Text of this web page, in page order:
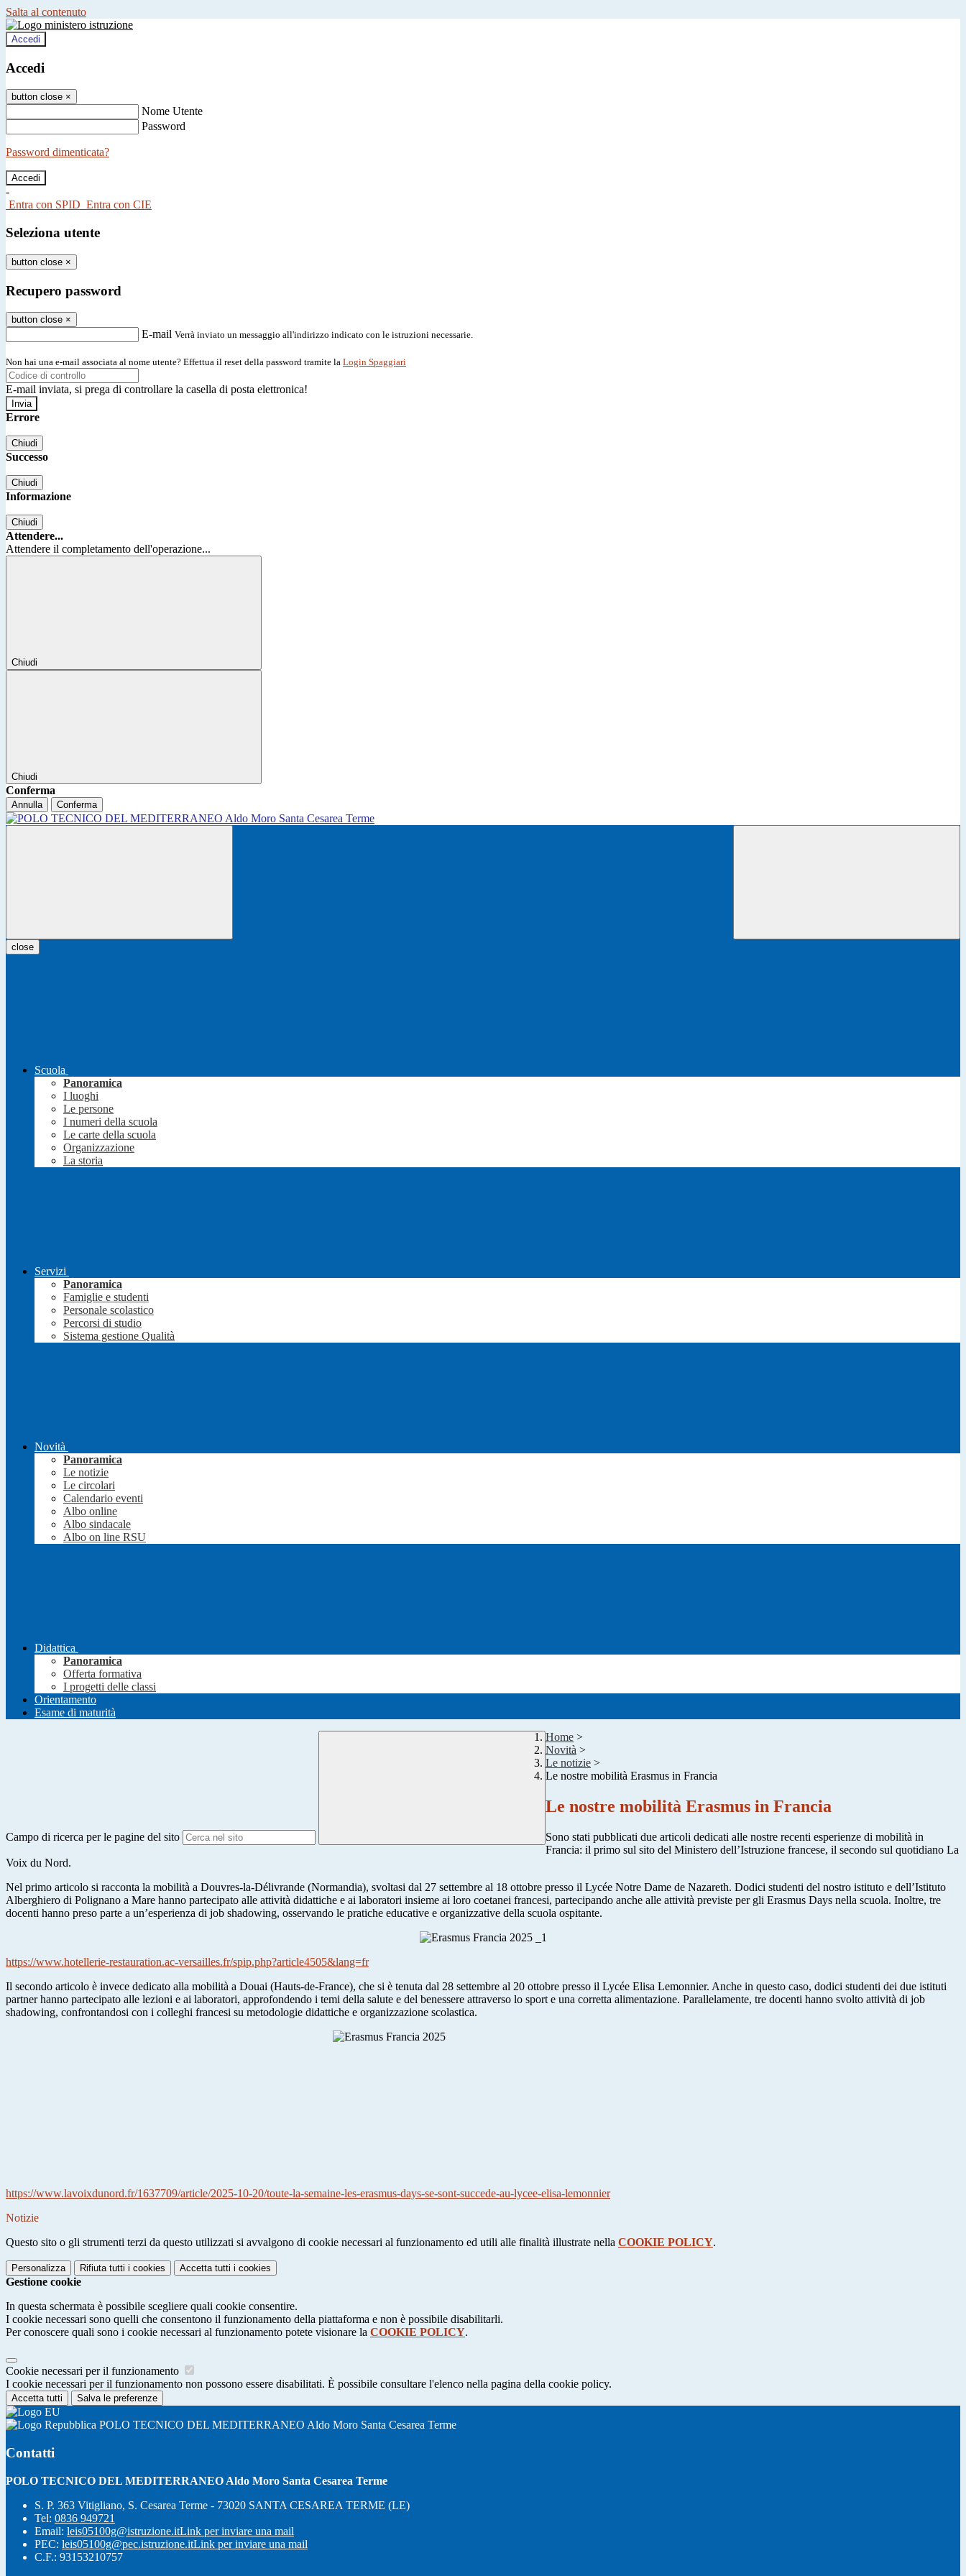
Salta al contenuto
Accedi
Accedi
button close ×
Nome Utente
Password
Password dimenticata?
-
Entra con SPID Entra con CIE
Seleziona utente
button close ×
Recupero password
button close ×
E-mail Verrà inviato un messaggio all'indirizzo indicato con le istruzioni necessarie.
Non hai una e-mail associata al nome utente? Effettua il reset della password tramite la Login Spaggiari
E-mail inviata, si prega di controllare la casella di posta elettronica!
Errore
Chiudi
Successo
Chiudi
Informazione
Chiudi
Attendere...
Attendere il completamento dell'operazione...
Chiudi
Chiudi
Conferma
Annulla Conferma
close
Scuola
Panoramica
I luoghi
Le persone
I numeri della scuola
Le carte della scuola
Organizzazione
La storia
Servizi
Panoramica
Famiglie e studenti
Personale scolastico
Percorsi di studio
Sistema gestione Qualità
Novità
Panoramica
Le notizie
Le circolari
Calendario eventi
Albo online
Albo sindacale
Albo on line RSU
Didattica
Panoramica
Offerta formativa
I progetti delle classi
Orientamento
Esame di maturità
Campo di ricerca per le pagine del sito
Home >
Novità >
Le notizie >
Le nostre mobilità Erasmus in Francia
Le nostre mobilità Erasmus in Francia
Sono stati pubblicati due articoli dedicati alle nostre recenti esperienze di mobilità in
Francia: il primo sul sito del Ministero dell’Istruzione francese, il secondo sul quotidiano La
Voix du Nord.
Nel primo articolo si racconta la mobilità a Douvres-la-Délivrande (Normandia), svoltasi dal 27 settembre al 18 ottobre presso il Lycée Notre Dame de Nazareth. Dodici studenti del nostro istituto e dell’Istituto
Alberghiero di Polignano a Mare hanno partecipato alle attività didattiche e ai laboratori insieme ai loro coetanei francesi, partecipando anche alle attività previste per gli Erasmus Days nella scuola. Inoltre, tre
docenti hanno preso parte a un’esperienza di job shadowing, osservando le pratiche educative e organizzative della scuola ospitante.
https://www.hotellerie-restauration.ac-versailles.fr/spip.php?article4505&lang=fr
Il secondo articolo è invece dedicato alla mobilità a Douai (Hauts-de-France), che si è tenuta dal 28 settembre al 20 ottobre presso il Lycée Elisa Lemonnier. Anche in questo caso, dodici studenti dei due istituti
partner hanno partecipato alle lezioni e ai laboratori, approfondendo i temi della salute e del benessere attraverso lo sport e una corretta alimentazione. Parallelamente, tre docenti hanno svolto attività di job
shadowing, confrontandosi con i colleghi francesi su metodologie didattiche e organizzazione scolastica.
https://www.lavoixdunord.fr/1637709/article/2025-10-20/toute-la-semaine-les-erasmus-days-se-sont-succede-au-lycee-elisa-lemonnier
Notizie
Questo sito o gli strumenti terzi da questo utilizzati si avvalgono di cookie necessari al funzionamento ed utili alle finalità illustrate nella COOKIE POLICY.
Personalizza Rifiuta tutti i cookies Accetta tutti i cookies
Gestione cookie
In questa schermata è possibile scegliere quali cookie consentire.
I cookie necessari sono quelli che consentono il funzionamento della piattaforma e non è possibile disabilitarli.
Per conoscere quali sono i cookie necessari al funzionamento potete visionare la COOKIE POLICY.
Cookie necessari per il funzionamento
I cookie necessari per il funzionamento non possono essere disabilitati. È possibile consultare l'elenco nella pagina della cookie policy.
Accetta tutti Salva le preferenze
POLO TECNICO DEL MEDITERRANEO Aldo Moro Santa Cesarea Terme
Contatti
POLO TECNICO DEL MEDITERRANEO Aldo Moro Santa Cesarea Terme
S. P. 363 Vitigliano, S. Cesarea Terme - 73020 SANTA CESAREA TERME (LE)
Tel: 0836 949721
Email: leis05100g@istruzione.itLink per inviare una mail
PEC: leis05100g@pec.istruzione.itLink per inviare una mail
C.F.: 93153210757